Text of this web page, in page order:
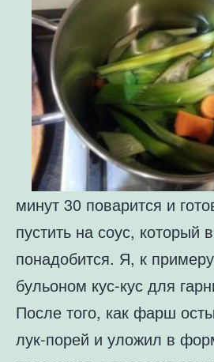
минут 30 поварится и
пустить на соус, который
понадобится. Я, к
бульоном кус-кус для
После того, как фарш
лук-порей и уложил в